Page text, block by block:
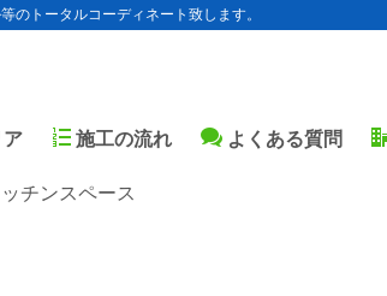
のトータルコーディネート致します。
ア 施工の流れ よくある質問
チンスペース